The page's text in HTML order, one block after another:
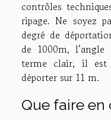
contrôles
ripage. Ne soyez
degré de
de 1000m,
terme clair, il est
déporter sur 11 m.
Que faire en